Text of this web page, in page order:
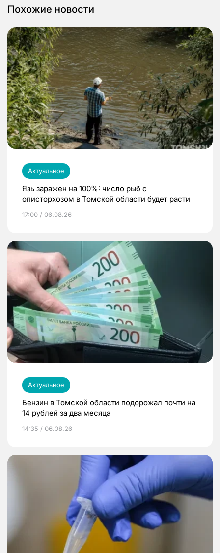
Похожие новости
Актуальное
Язь заражен на 100%: число рыб с
описторхозом в Томской области будет расти
17:00 / 06.08.26
Актуальное
Бензин в Томской области подорожал почти на
14 рублей за два месяца
14:35 / 06.08.26